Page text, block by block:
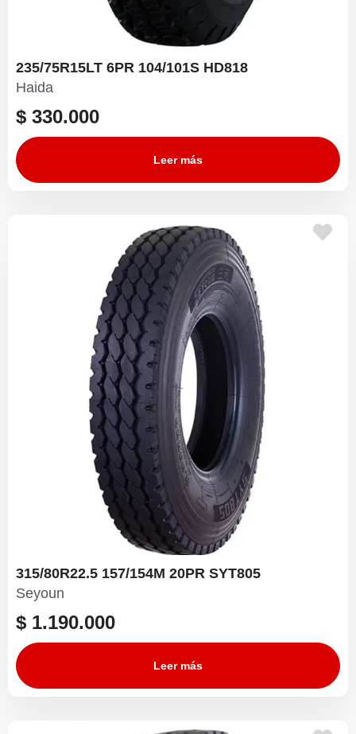
235/75R15LT 6PR 104/101S HD818
Haida
$ 330.000
Leer más
315/80R22.5 157/154M 20PR SYT805
Seyoun
$ 1.190.000
Leer más